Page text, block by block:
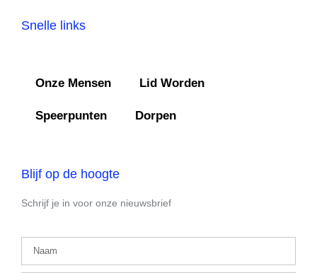
Snelle links
Onze Mensen Lid Worden
Speerpunten Dorpen
Blijf op de hoogte
Schrijf je in voor onze nieuwsbrief